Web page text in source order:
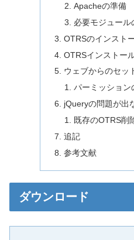
Apacheの準備
必要モジュー
OTRSのインスト
OTRSインストー
ウェブからのセッ
パーミッション
jQueryの問題が出
既存のOTRS削
追記
参考文献
ダウンロード